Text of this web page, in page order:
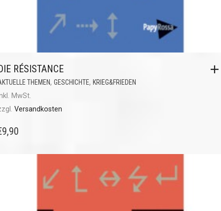
RÉSISTANCE
THEMEN, GESCHICHTE, KRIEG&FRIEDEN
MwSt.
Versandkosten
9,90